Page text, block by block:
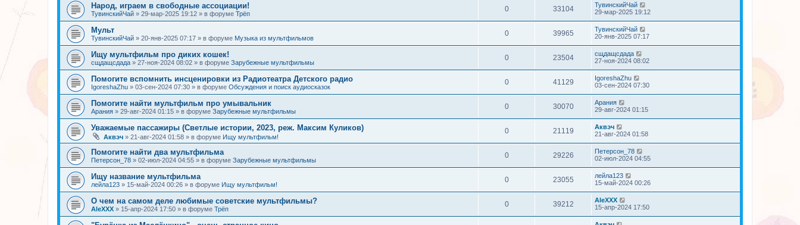
Народ, играем в свободные ассоциации!
ТувинскийЧай » 29-мар-2025 19:12 » в форуме Трёп
0 33104
ТувинскийЧай
29-мар-2025 19:12
Мульт
ТувинскийЧай » 20-янв-2025 07:17 » в форуме Музыка из мультфильмов
0 39965
ТувинскийЧай
20-янв-2025 07:17
Ищу мультфильм про диких кошек!
сщдащсдада » 27-ноя-2024 08:02 » в форуме Зарубежные мультфильмы
0 23504
сщдащсдада
27-ноя-2024 08:02
Помогите вспомнить инсценировки из Радиотеатра Детского радио
IgoreshaZhu » 03-сен-2024 07:30 » в форуме Обсуждения и поиск аудиосказок
0 41129
IgoreshaZhu
03-сен-2024 07:30
Помогите найти мультфильм про умывальник
Арания » 29-авг-2024 01:15 » в форуме Зарубежные мультфильмы
0 30070
Арания
29-авг-2024 01:15
Уважаемые пассажиры (Светлые истории, 2023, реж. Максим Куликов)
Аквэч » 21-авг-2024 01:58 » в форуме Ищу мультфильм!
0 21119
Аквэч
21-авг-2024 01:58
Помогите найти два мультфильма
Петерсон_78 » 02-июл-2024 04:55 » в форуме Зарубежные мультфильмы
0 29226
Петерсон_78
02-июл-2024 04:55
Ищу название мультфильма
лейла123 » 15-май-2024 00:26 » в форуме Ищу мультфильм!
0 23055
лейла123
15-май-2024 00:26
О чем на самом деле любимые советские мультфильмы?
AleXXX » 15-апр-2024 17:50 » в форуме Трёп
0 39212
AleXXX
15-апр-2024 17:50